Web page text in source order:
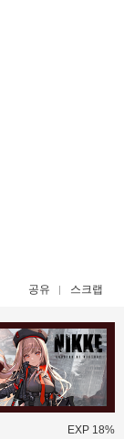
공유 스크랩
EXP 18%